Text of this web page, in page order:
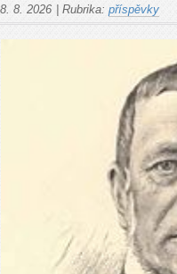
8. 8. 2026 Rubrika: příspěvky